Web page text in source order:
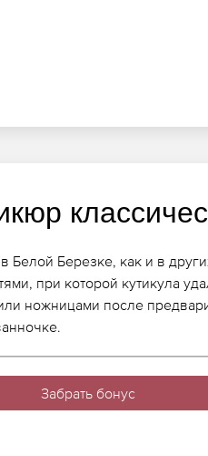
Белой Березке, как и в
при которой кутикула
ножницами после
Забрать бонус